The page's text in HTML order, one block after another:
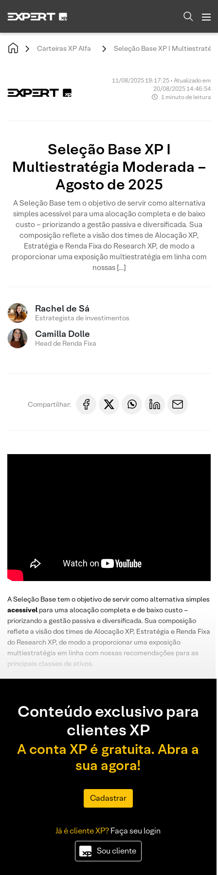
Carteiras XP Alfa Seleção Base XP I
11/08/2025 19:17:25 • Atualizado em
20/08/2025 14:46:54
1 minuto de leitura
Seleção Base XP I
Multiestratégia Moderada –
Agosto de 2025
A Seleção Base tem o objetivo de servir como alternativa
simples acessível para uma alocação completa e de baixo
custo – priorizando a gestão passiva e diversificada. Sua
composição reflete a visão dos times de Alocação XP,
Estratégia e Renda Fixa do Research XP, de modo a
proporcionar uma exposição multiestratégia em linha com
nossas […]
Rachel de Sá
Estrategista de investimentos
Camilla Dolle
Head de Renda Fixa
Compartilhar:
A Seleção Base tem o objetivo de servir como alternativa simples
acessível para uma alocação completa e de baixo custo –
priorizando a gestão passiva e diversificada. Sua composição
reflete a visão dos times de Alocação XP, Estratégia e Renda Fixa
do Research XP, de modo a proporcionar uma exposição
multiestratégia em linha com nossas recomendações para as
principais classes de ativos.
Conteúdo exclusivo para
clientes XP
A conta XP é gratuita. Abra a
sua agora!
Cadastrar
Já é cliente XP?Faça seu login
Sou cliente